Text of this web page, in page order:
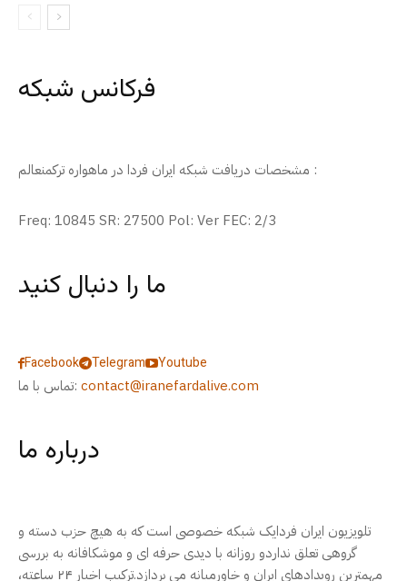
فرکانس شبکه
مشخصات دریافت شبکه ایران فردا در ماهواره ترکمنعالم :
Freq: 10845 SR: 27500 Pol: Ver FEC: 2/3
ما را دنبال کنید
Facebook Telegram
Youtube
تماس با ما: contact@iranefardalive.com
درباره ما
تلویزیون ایران فردایک شبکه خصوصی است که به هیچ حزب دسته و
گروهی تعلق نداردو روزانه با دیدی حرفه ای و موشکافانه به بررسی
مهمترین رویدادهای ایران و خاورمیانه می پردازد.ترکیب اخبار ۲۴ ساعته،